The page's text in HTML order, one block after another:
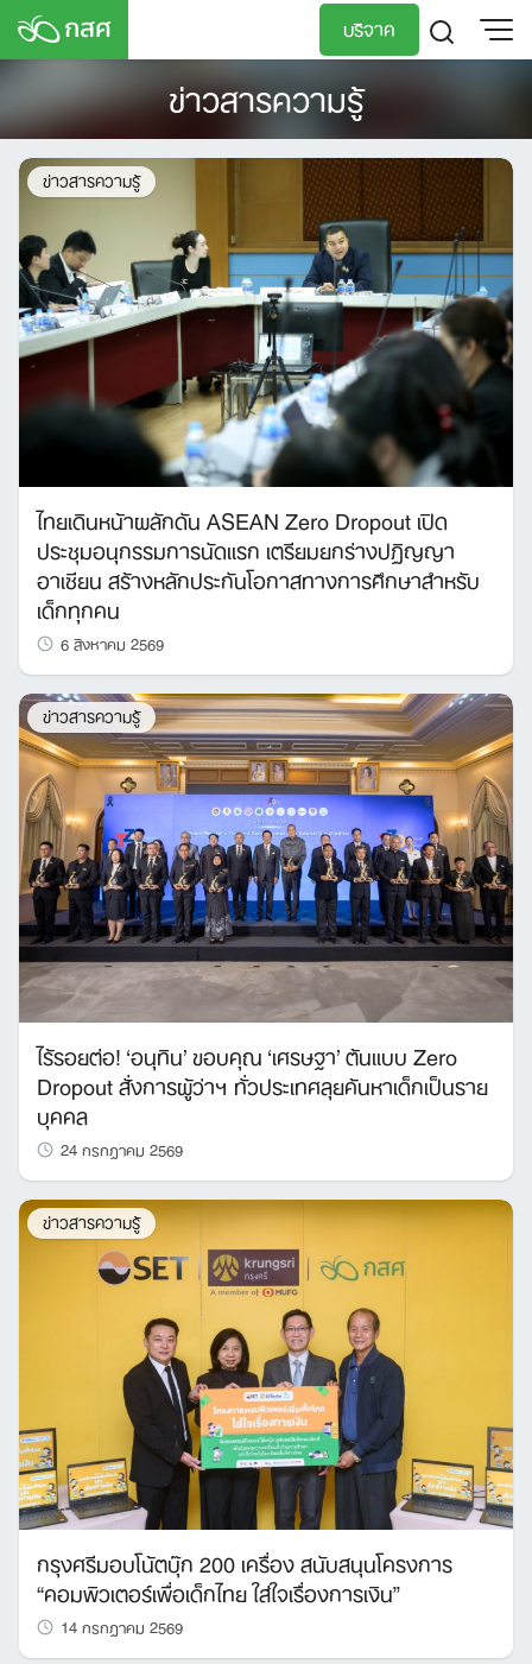
Skip
content
บริจาค
TH
ข่าวสารความรู้
ข่าวสารความรู้
ไทยเดินหน้าผลักดัน ASEAN Zero Dropout เปิด
ประชุมอนุกรรมการนัดแรก เตรียมยกร่างปฏิญญา
อาเซียน สร้างหลักประกันโอกาสทางการศึกษาสำหรับ
เด็กทุกคน
6 สิงหาคม 2569
ข่าวสารความรู้
ไร้รอยต่อ! ‘อนุทิน’ ขอบคุณ ‘เศรษฐา’ ต้นแบบ Zero
Dropout สั่งการผู้ว่าฯ ทั่วประเทศลุยค้นหาเด็กเป็นราย
บุคคล
24 กรกฎาคม 2569
ข่าวสารความรู้
กรุงศรีมอบโน้ตบุ๊ก 200 เครื่อง สนับสนุนโครงการ
“คอมพิวเตอร์เพื่อเด็กไทย ใส่ใจเรื่องการเงิน”
14 กรกฎาคม 2569